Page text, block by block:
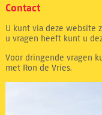
Contact
U kunt via deze website
u vragen heeft kunt u
Voor dringende vragen
met Ron de Vries.